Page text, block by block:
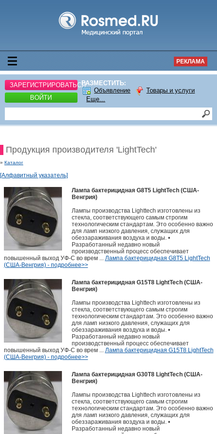
РЕКЛАМА
ЗАРЕГИСТРИРОВАТЬСЯ
ВОЙТИ
РАЗМЕСТИТЬ:
Объявление
Товары и услуги
Еще...
Продукция производителя 'LightTech'
» Каталог
[Алфавитный указатель]
Лампа бактерицидная G8T5 LightTech (США-
Венгрия)
Лампы производства Lighttech изготовлены из
стекла, соответствующего самым строгим
технологическим стандартам. Это особенно важно
для ламп низкого давления, служащих для
обеззараживания воздуха и воды. •
Разработанный недавно новый
производственный процесс обеспечивает
повышенный выход УФ-С во врем ... Лампа бактерицидная G8T5 LightTech
(США-Венгрия) - подробнее>>
Лампа бактерицидная G15T8 LightTech (США-
Венгрия)
Лампы производства Lighttech изготовлены из
стекла, соответствующего самым строгим
технологическим стандартам. Это особенно важно
для ламп низкого давления, служащих для
обеззараживания воздуха и воды. •
Разработанный недавно новый
производственный процесс обеспечивает
повышенный выход УФ-С во врем ... Лампа бактерицидная G15T8 LightTech
(США-Венгрия) - подробнее>>
Лампа бактерицидная G30T8 LightTech (США-
Венгрия)
Лампы производства Lighttech изготовлены из
стекла, соответствующего самым строгим
технологическим стандартам. Это особенно важно
для ламп низкого давления, служащих для
обеззараживания воздуха и воды. •
Разработанный недавно новый